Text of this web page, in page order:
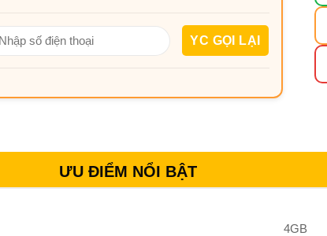
ƯU ĐIỂM NỔI BẬT
4GB